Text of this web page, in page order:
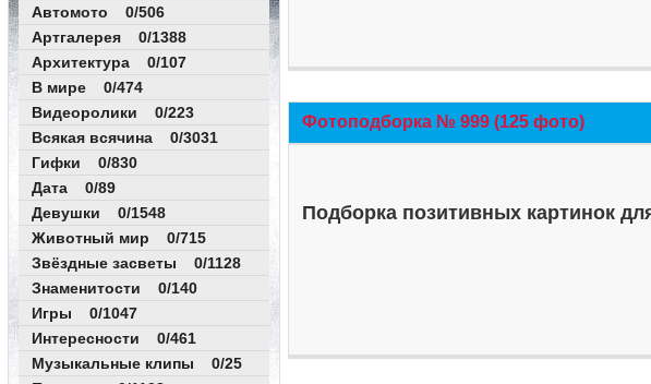
Автомото 0/506
Артгалерея 0/1388
Архитектура 0/107
В мире 0/474
Видеоролики 0/223
Всякая всячина 0/3031
Гифки 0/830
Дата 0/89
Девушки 0/1548
Животный мир 0/715
Звёздные засветы 0/1128
Знаменитости 0/140
Игры 0/1047
Интересности 0/461
Музыкальные клипы 0/25
Фотоподборка № 999 (125 фото)
Подборка позитивных картинок